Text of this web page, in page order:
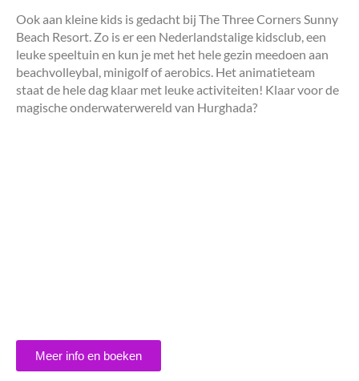
Ook aan kleine kids is gedacht bij The Three Corners Sunny
Beach Resort. Zo is er een Nederlandstalige kidsclub, een
leuke speeltuin en kun je met het hele gezin meedoen aan
beachvolleybal, minigolf of aerobics. Het animatieteam
staat de hele dag klaar met leuke activiteiten! Klaar voor de
magische onderwaterwereld van Hurghada?
Meer info en boeken